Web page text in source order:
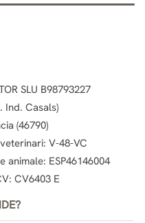
SLU B98793227
Ind. Casals)
(46790)
V-48-VC
animale: ESP46146004
CV6403 E